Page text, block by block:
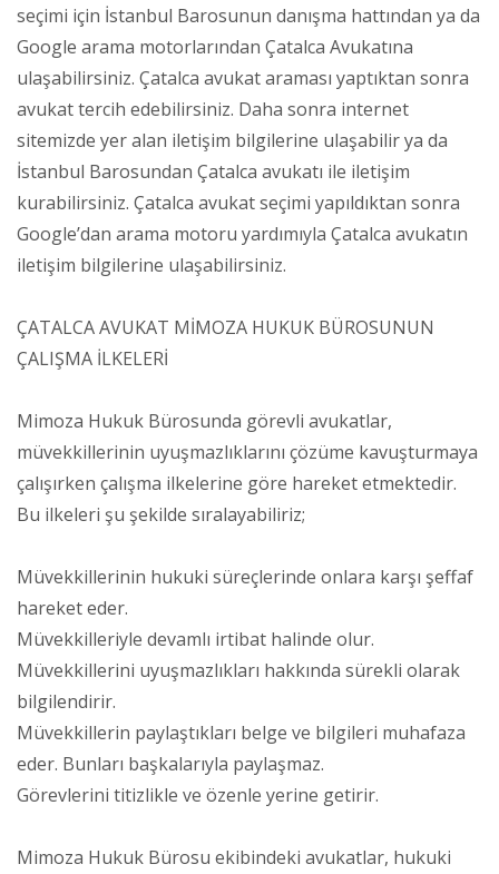
seçimi için İstanbul Barosunun danışma hattından ya da
Google arama motorlarından Çatalca Avukatına
ulaşabilirsiniz. Çatalca avukat araması yaptıktan sonra
avukat tercih edebilirsiniz. Daha sonra internet
sitemizde yer alan iletişim bilgilerine ulaşabilir ya da
İstanbul Barosundan Çatalca avukatı ile iletişim
kurabilirsiniz. Çatalca avukat seçimi yapıldıktan sonra
Google’dan arama motoru yardımıyla Çatalca avukatın
iletişim bilgilerine ulaşabilirsiniz.
ÇATALCA AVUKAT MİMOZA HUKUK BÜROSUNUN
ÇALIŞMA İLKELERİ
Mimoza Hukuk Bürosunda görevli avukatlar,
müvekkillerinin uyuşmazlıklarını çözüme kavuşturmaya
çalışırken çalışma ilkelerine göre hareket etmektedir.
Bu ilkeleri şu şekilde sıralayabiliriz;
Müvekkillerinin hukuki süreçlerinde onlara karşı şeffaf
hareket eder.
Müvekkilleriyle devamlı irtibat halinde olur.
Müvekkillerini uyuşmazlıkları hakkında sürekli olarak
bilgilendirir.
Müvekkillerin paylaştıkları belge ve bilgileri muhafaza
eder. Bunları başkalarıyla paylaşmaz.
Görevlerini titizlikle ve özenle yerine getirir.
Mimoza Hukuk Bürosu ekibindeki avukatlar, hukuki